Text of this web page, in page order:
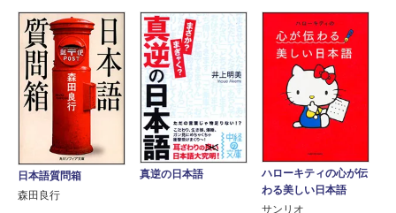
日本語質問箱
森田良行
真逆の日本語
ハローキティの心が伝
わる美しい日本語
サンリオ